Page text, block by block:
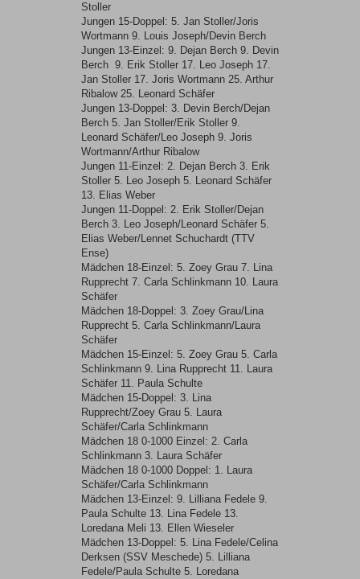
Stoller
Jungen 15-Doppel: 5. Jan Stoller/Joris
Wortmann 9. Louis Joseph/Devin Berch
Jungen 13-Einzel: 9. Dejan Berch 9. Devin
Berch 9. Erik Stoller 17. Leo Joseph 17.
Jan Stoller 17. Joris Wortmann 25. Arthur
Ribalow 25. Leonard Schäfer
Jungen 13-Doppel: 3. Devin Berch/Dejan
Berch 5. Jan Stoller/Erik Stoller 9.
Leonard Schäfer/Leo Joseph 9. Joris
Wortmann/Arthur Ribalow
Jungen 11-Einzel: 2. Dejan Berch 3. Erik
Stoller 5. Leo Joseph 5. Leonard Schäfer
13. Elias Weber
Jungen 11-Doppel: 2. Erik Stoller/Dejan
Berch 3. Leo Joseph/Leonard Schäfer 5.
Elias Weber/Lennet Schuchardt (TTV
Ense)
Mädchen 18-Einzel: 5. Zoey Grau 7. Lina
Rupprecht 7. Carla Schlinkmann 10. Laura
Schäfer
Mädchen 18-Doppel: 3. Zoey Grau/Lina
Rupprecht 5. Carla Schlinkmann/Laura
Schäfer
Mädchen 15-Einzel: 5. Zoey Grau 5. Carla
Schlinkmann 9. Lina Rupprecht 11. Laura
Schäfer 11. Paula Schulte
Mädchen 15-Doppel: 3. Lina
Rupprecht/Zoey Grau 5. Laura
Schäfer/Carla Schlinkmann
Mädchen 18 0-1000 Einzel: 2. Carla
Schlinkmann 3. Laura Schäfer
Mädchen 18 0-1000 Doppel: 1. Laura
Schäfer/Carla Schlinkmann
Mädchen 13-Einzel: 9. Lilliana Fedele 9.
Paula Schulte 13. Lina Fedele 13.
Loredana Meli 13. Ellen Wieseler
Mädchen 13-Doppel: 5. Lina Fedele/Celina
Derksen (SSV Meschede) 5. Lilliana
Fedele/Paula Schulte 5. Loredana